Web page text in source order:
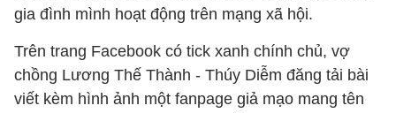
gia đình mình hoạt động trên mạng xã hội.
Trên trang Facebook có tick xanh chính chủ, vợ
chồng Lương Thế Thành - Thúy Diễm đăng tải bài
viết kèm hình ảnh một fanpage giả mạo mang tên